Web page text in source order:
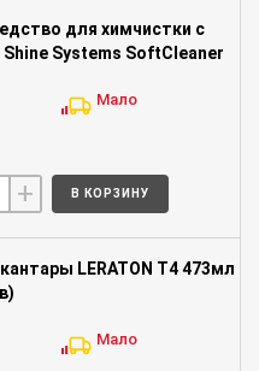
для химчистки с
Systems SoftCleaner
Мало
+ В КОРЗИНУ
LERATON T4 473мл
Мало